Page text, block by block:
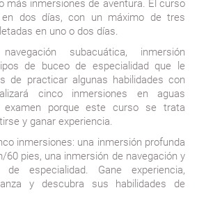
más inmersiones de aventura. El curso
en dos días, con un máximo de tres
en uno o dos días.
subacuática, inmersión
de buceo de especialidad que le
de practicar algunas habilidades con
cinco inmersiones en aguas
porque este curso se trata
y ganar experiencia.
inmersiones: una inmersión profunda
60 pies, una inmersión de navegación y
especialidad. Gane experiencia,
y descubra sus habilidades de